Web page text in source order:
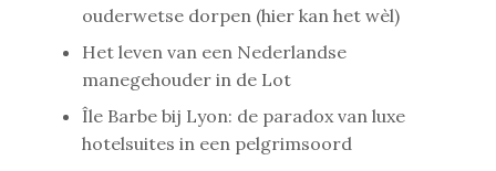
ouderwetse dorpen (hier kan het wèl)
Het leven van een Nederlandse
manegehouder in de Lot
Île Barbe bij Lyon: de paradox van luxe
hotelsuites in een pelgrimsoord